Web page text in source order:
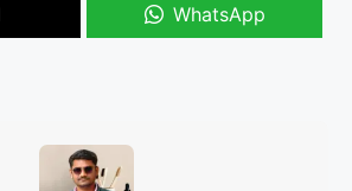
WhatsApp